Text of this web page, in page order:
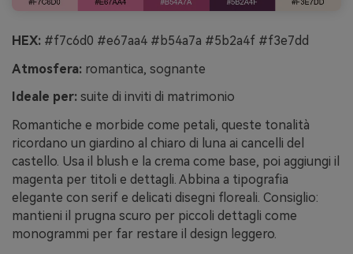
HEX: #f7c6d0 #e67aa4 #b54a7a #5b2a4f #f3e7dd
Atmosfera: romantica, sognante
Ideale per: suite di inviti di matrimonio
Romantiche e morbide come petali, queste tonalità
ricordano un giardino al chiaro di luna ai cancelli del
castello. Usa il blush e la crema come base, poi aggiungi il
magenta per titoli e dettagli. Abbina a tipografia
elegante con serif e delicati disegni floreali. Consiglio:
mantieni il prugna scuro per piccoli dettagli come
monogrammi per far restare il design leggero.